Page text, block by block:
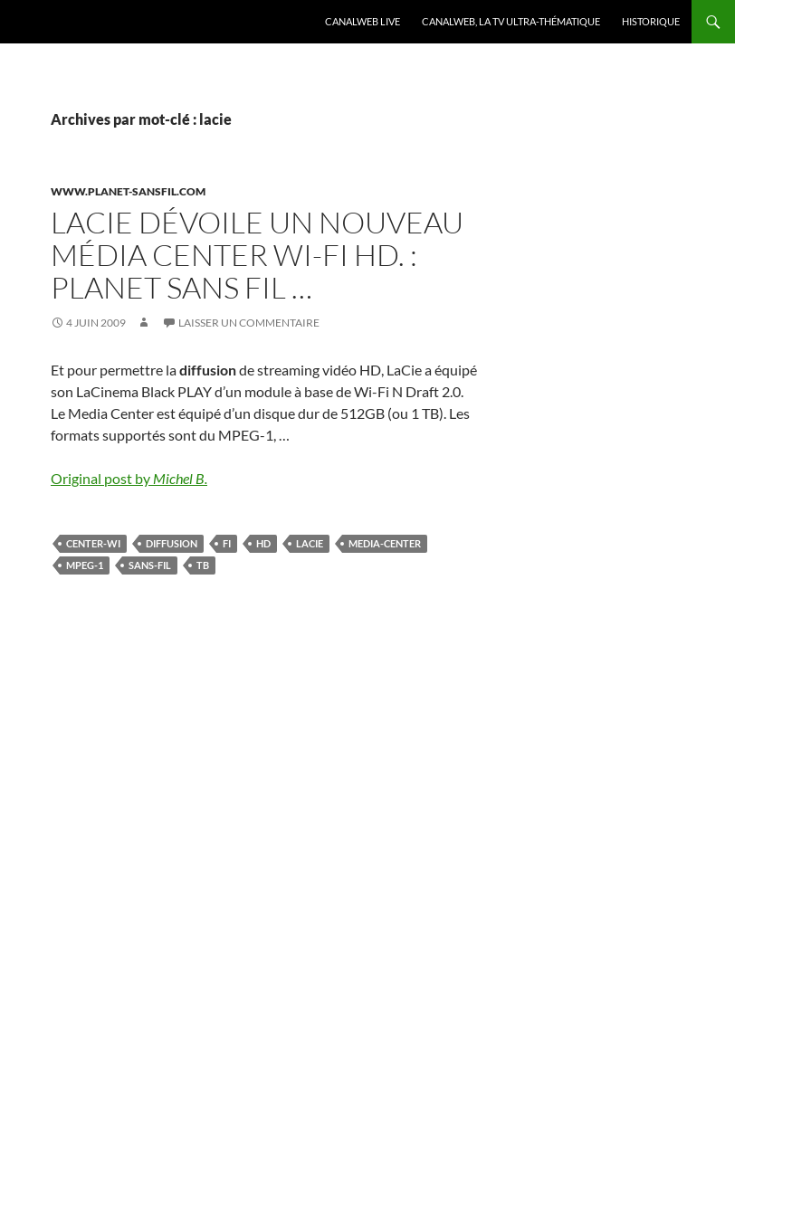
CANALWEB LIVE CANALWEB, LA TV ULTRA-THÉMATIQUE HISTORIQUE
Archives par mot-clé : lacie
WWW.PLANET-SANSFIL.COM
LACIE DÉVOILE UN NOUVEAU
MÉDIA CENTER WI-FI HD. :
PLANET SANS FIL …
4 JUIN 2009 LAISSER UN COMMENTAIRE
Et pour permettre ladiffusionde streaming vidéo HD, LaCie a équipé
son LaCinema Black PLAY d’un module à base de Wi-Fi N Draft 2.0.
Le Media Center est équipé d’un disque dur de 512GB (ou 1 TB). Les
formats supportés sont du MPEG-1, …
Original post by Michel B.
CENTER-WI DIFFUSION FI HD LACIE
MEDIA-CENTER
MPEG-1
SANS-FIL TB